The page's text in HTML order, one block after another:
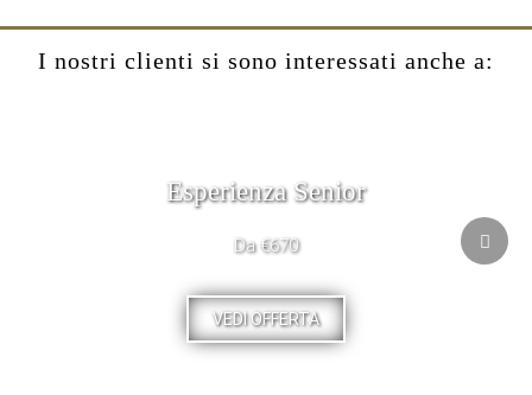
I nostri clienti si sono interessati anche a:
Esperienza Senior
Da €670
VEDI OFFERTA